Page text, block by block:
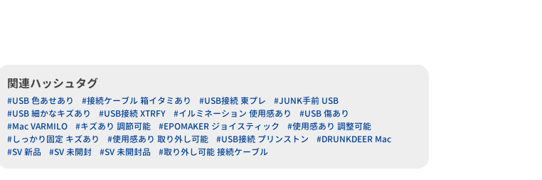
関連ハッシュタグ
#USB 色あせあり #接続ケーブル 箱イタミあり #USB接続 東プレ
#JUNK手前 USB
#USB 細かなキズあり
#USB接続 XTRFY #イルミネーション 使用感あり
#USB 傷あり
#Mac VARMILO
#キズあり 調節可能 #EPOMAKER ジョイスティック
#使用感あり 調整可能
#しっかり固定 キズあり
#使用感あり 取り外し可能 #USB接続 プリンストン
#DRUNKDEER Mac
#SV 新品
#SV 未開封 #SV 未開封品 #取り外し可能 接続ケーブル